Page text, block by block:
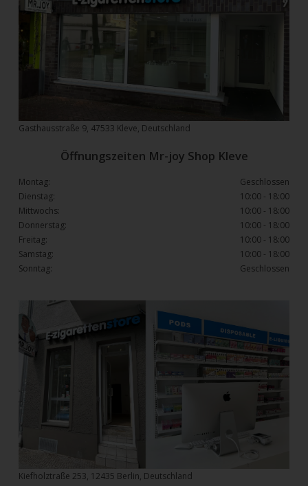
Gasthausstraße 9, 47533 Kleve, Deutschland
Kiefholztraße 253, 12435 Berlin, Deutschland
Öffnungszeiten Mr-joy Shop Kleve
Montag:
Geschlossen
Dienstag:
10:00 - 18:00
Mittwochs:
10:00 - 18:00
Donnerstag:
10:00 - 18:00
Freitag:
10:00 - 18:00
Samstag:
10:00 - 18:00
Sonntag:
Geschlossen